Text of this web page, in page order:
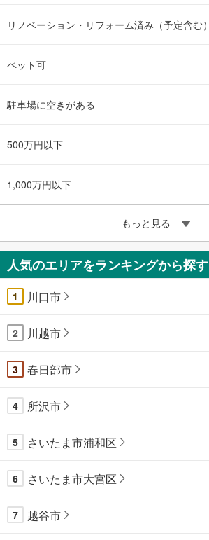
リノベーション・リフォーム済み（予定含む）
ペット可
駐車場に空きがある
500万円以下
1,000万円以下
もっと見る
人気のエリアをランキングから探す
1 川口市
2 川越市
3 春日部市
4 所沢市
5 さいたま市浦和区
6 さいたま市大宮区
7 越谷市